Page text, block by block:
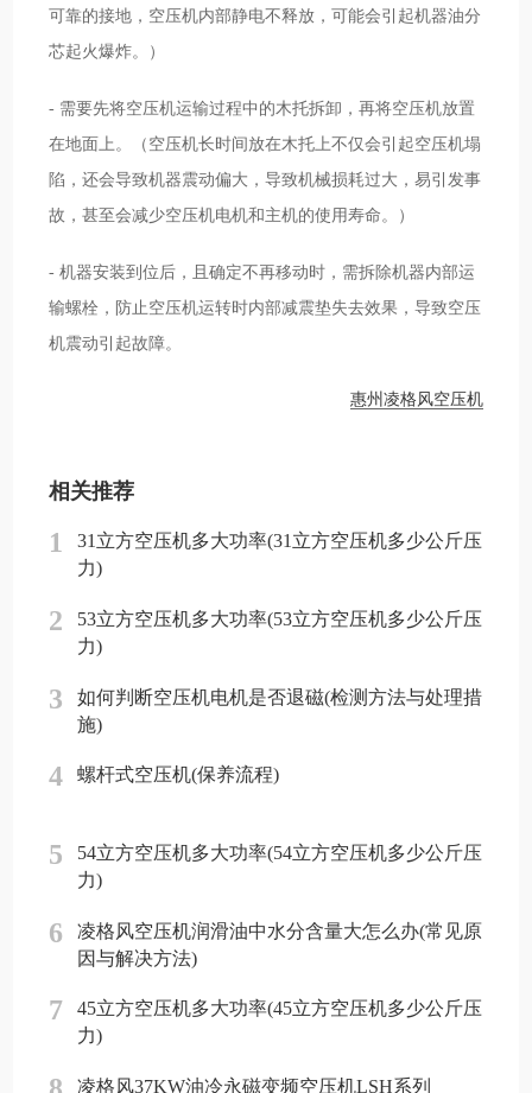
可靠的接地，空压机内部静电不释放，可能会引起机器油分
芯起火爆炸。）
- 需要先将空压机运输过程中的木托拆卸，再将空压机放置
在地面上。（空压机长时间放在木托上不仅会引起空压机塌
陷，还会导致机器震动偏大，导致机械损耗过大，易引发事
故，甚至会减少空压机电机和主机的使用寿命。）
- 机器安装到位后，且确定不再移动时，需拆除机器内部运
输螺栓，防止空压机运转时内部减震垫失去效果，导致空压
机震动引起故障。
惠州凌格风空压机
相关推荐
1
31立方空压机多大功率(31立方空压机多少公斤压
力)
2
53立方空压机多大功率(53立方空压机多少公斤压
力)
3
如何判断空压机电机是否退磁(检测方法与处理措
施)
4 螺杆式空压机(保养流程)
5
54立方空压机多大功率(54立方空压机多少公斤压
力)
6
凌格风空压机润滑油中水分含量大怎么办(常见原
因与解决方法)
7
45立方空压机多大功率(45立方空压机多少公斤压
力)
凌格风37KW油冷永磁变频空压机LSH系列